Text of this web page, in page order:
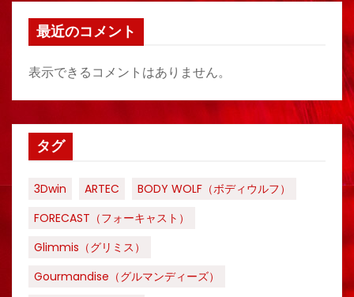
最近のコメント
表示できるコメントはありません。
タグ
3Dwin ARTEC
BODY WOLF（ボディウルフ）
FORECAST（フォーキャスト）
Glimmis（グリミス）
Gourmandise（グルマンディーズ）